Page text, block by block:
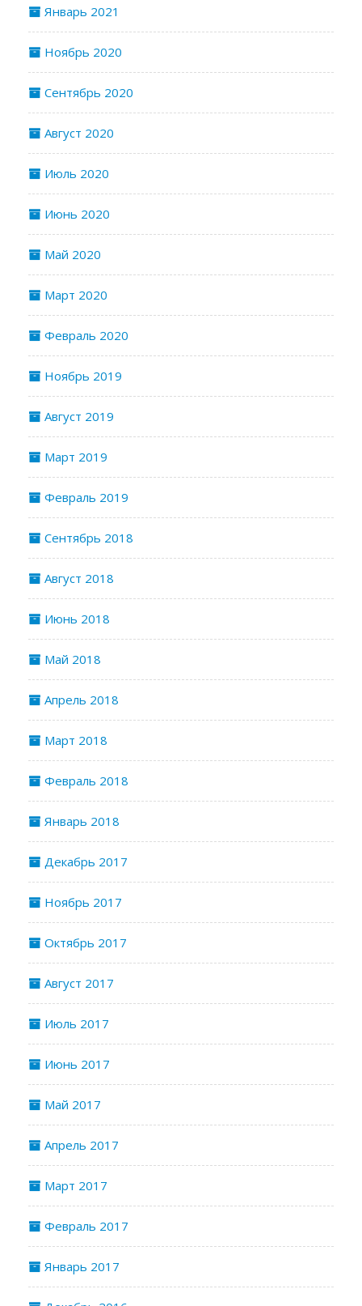
Январь 2021
Ноябрь 2020
Сентябрь 2020
Август 2020
Июль 2020
Июнь 2020
Май 2020
Март 2020
Февраль 2020
Ноябрь 2019
Август 2019
Март 2019
Февраль 2019
Сентябрь 2018
Август 2018
Июнь 2018
Май 2018
Апрель 2018
Март 2018
Февраль 2018
Январь 2018
Декабрь 2017
Ноябрь 2017
Октябрь 2017
Август 2017
Июль 2017
Июнь 2017
Май 2017
Апрель 2017
Март 2017
Февраль 2017
Январь 2017